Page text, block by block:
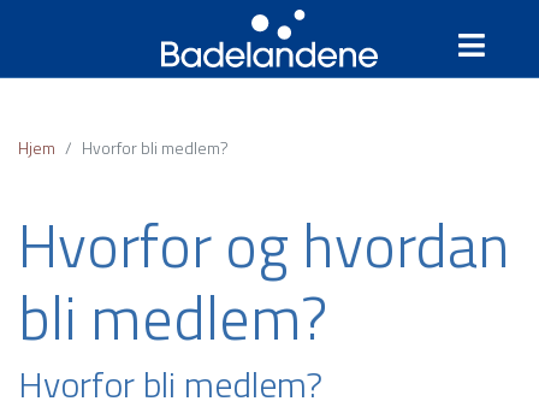
Hjem Hvorfor bli medlem?
Hvorfor og hvordan
bli medlem?
Hvorfor bli medlem?